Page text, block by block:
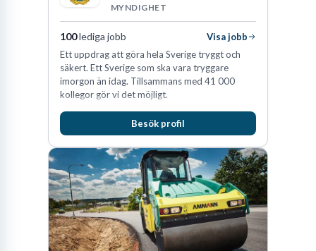
MYNDIGHET
100lediga jobb
Visa jobb
Ett uppdrag att göra hela Sverige tryggt och
säkert. Ett Sverige som ska vara tryggare
imorgon än idag. Tillsammans med 41 000
kollegor gör vi det möjligt.
Besök profil